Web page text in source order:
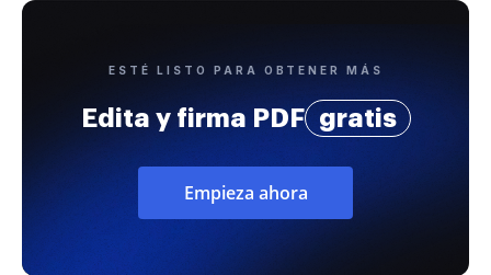
ESTÉ LISTO PARA OBTENER MÁS
Edita y firma PDF gratis
Empieza ahora